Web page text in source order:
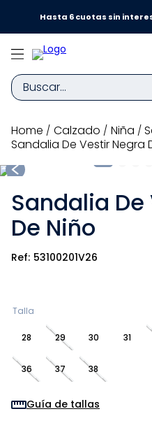
Hasta 6 cuotas sin
Buscar...
calzado niña
Sandalia De Vestir Negra
Sandalia
De Niño
53100201V26
Talla
28 29 30 31
36 37 38
Guía de tallas
TÉRMINOS MÁS BUSCADOS
1.
zapatillas niña
2.
3.
medias
4.
sandalias
10. sandalias niño